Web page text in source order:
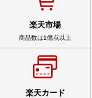
楽天市場
商品数は1億点以上
楽天カード